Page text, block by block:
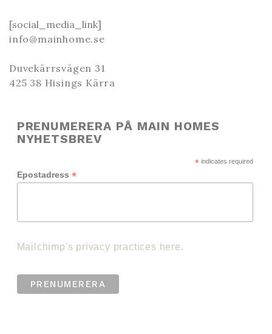
[social_media_link]
info@mainhome.se
Duvekärrsvägen 31
425 38 Hisings Kärra
PRENUMERERA PÅ MAIN HOMES
NYHETSBREV
*indicates required
Epostadress *
Mailchimp's privacy practices here.